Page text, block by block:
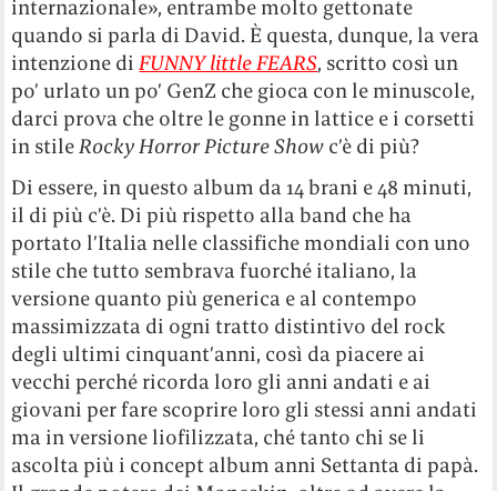
internazionale», entrambe molto gettonate
quando si parla di David. È questa, dunque, la vera
intenzione diFUNNY little FEARS, scritto così un
po’ urlato un po’ GenZ che gioca con le minuscole,
darci prova che oltre le gonne in lattice e i corsetti
in stileRocky Horror Picture Show c’è di più?
Di essere, in questo album da 14 brani e 48 minuti,
il di più c’è. Di più rispetto alla band che ha
portato l’Italia nelle classifiche mondiali con uno
stile che tutto sembrava fuorché italiano, la
versione quanto più generica e al contempo
massimizzata di ogni tratto distintivo del rock
degli ultimi cinquant’anni, così da piacere ai
vecchi perché ricorda loro gli anni andati e ai
giovani per fare scoprire loro gli stessi anni andati
ma in versione liofilizzata, ché tanto chi se li
ascolta più i concept album anni Settanta di papà.